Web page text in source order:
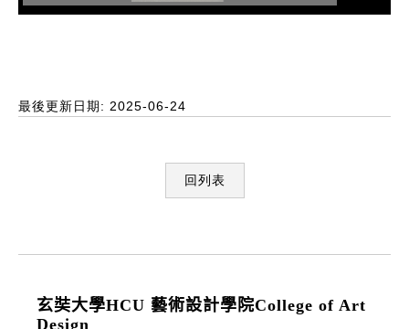
最後更新日期: 2025-06-24
回列表
玄奘大學HCU 藝術設計學院College of Art
Design